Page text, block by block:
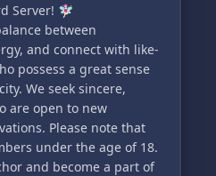
Server! 🧚🏻‍♀️
between
and connect with like-
possess a great sense
We seek sincere,
are open to new
Please note that
under the age of 18.
and become a part of